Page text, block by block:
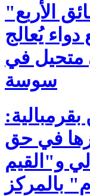
الأربع"
يُعالج
متحيل في
سوسة
في حق
و"القيم
بالمركز